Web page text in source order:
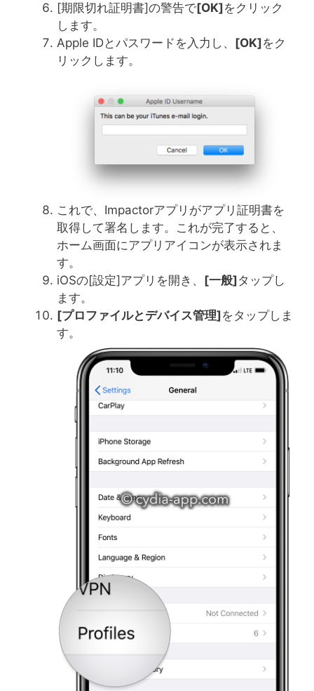
[期限切れ証明書]の警告で[OK] をクリック
します。
Apple IDとパスワードを入力し、 [OK] をク
リックします。
これで、Impactorアプリがアプリ証明書を
取得して署名します。これが完了すると、
ホーム画面にアプリアイコンが表示されま
す。
iOSの[設定]アプリを開き、 [一般]タップし
ます。
[プロファイルとデバイス管理]をタップしま
す。